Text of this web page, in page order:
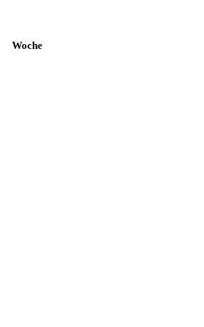
Woche